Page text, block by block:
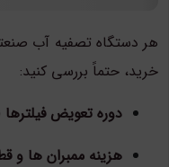
هر دستگاه تصفیه آب
خرید، حتماً بررسی کنید:
دوره تعویض فیلترها
هزینه ممبران ها و